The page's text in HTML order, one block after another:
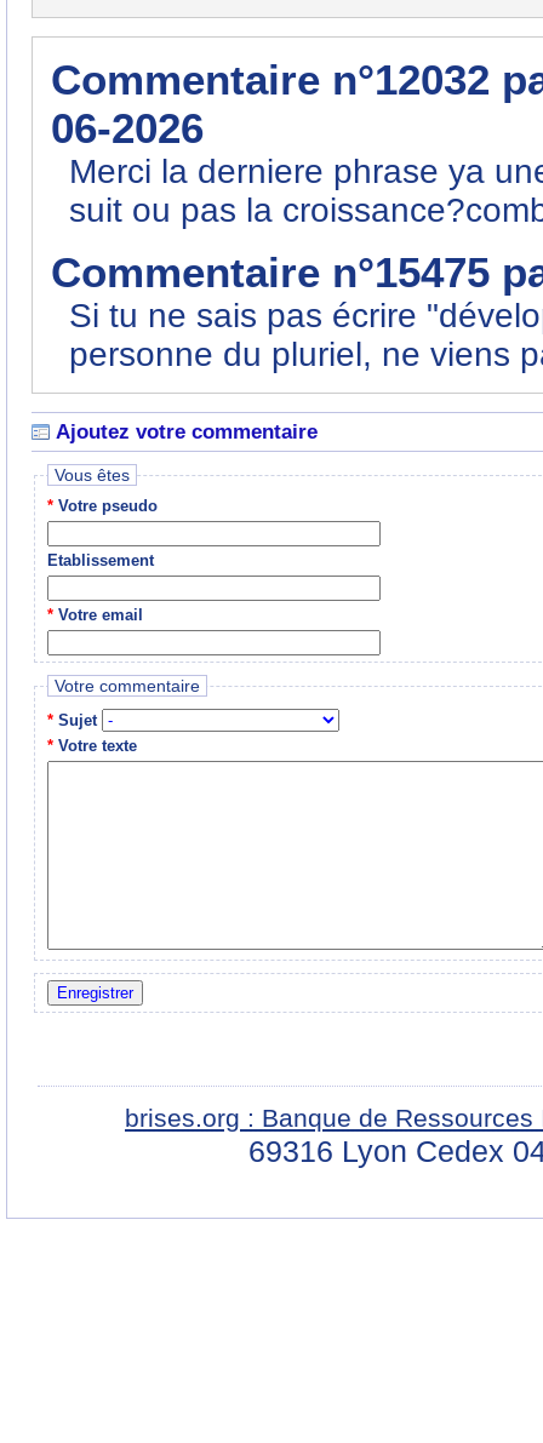
Commentaire n°12032
06-2026
Merci la derniere phrase ya
suit ou pas la
Commentaire n°15475
Si tu ne sais pas écrire
personne du pluriel, ne viens
Ajoutez votre commentaire
Vous êtes
* Votre pseudo
Etablissement
* Votre email
Votre commentaire
* Sujet
* Votre texte
brises.org : Banque de
69316 Lyon Cedex